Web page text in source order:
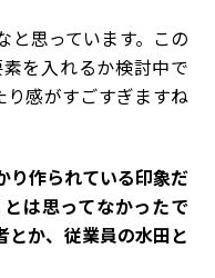
と思っています。この
を入れるか検討中で
り感がすごすぎますね
り作られている印象だ
は思ってなかったで
とか、従業員の水田と